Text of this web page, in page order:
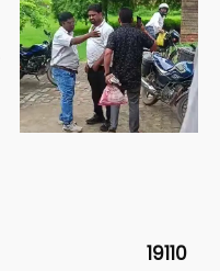
19110